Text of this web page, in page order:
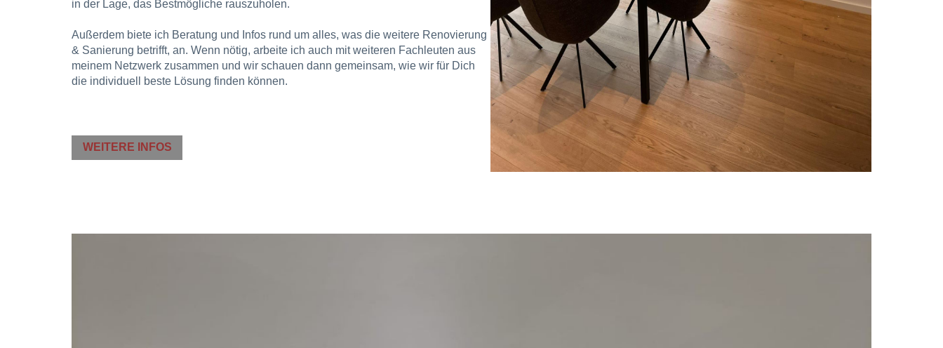
in der Lage, das Bestmögliche rauszuholen.
Außerdem biete ich Beratung und Infos rund um alles, was die weitere Renovierung
& Sanierung betrifft, an. Wenn nötig, arbeite ich auch mit weiteren Fachleuten aus
meinem Netzwerk zusammen und wir schauen dann gemeinsam, wie wir für Dich
die individuell beste Lösung finden können.
WEITERE INFOS